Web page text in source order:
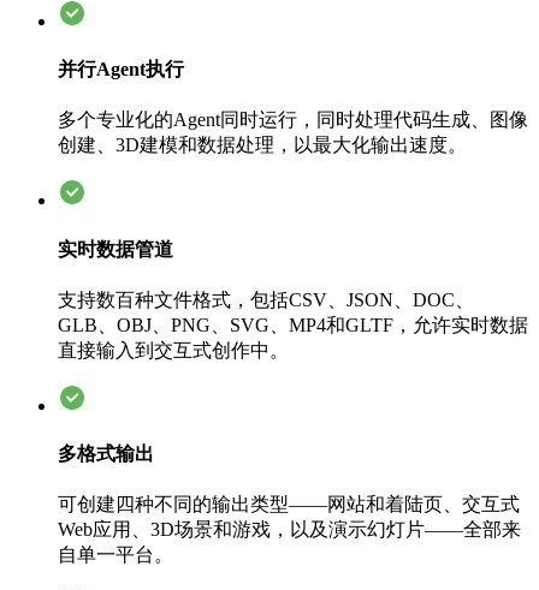
并行Agent执行
多个专业化的Agent同时运行，同时处理代码生成、图像
创建、3D建模和数据处理，以最大化输出速度。
实时数据管道
支持数百种文件格式，包括CSV、JSON、DOC、
GLB、OBJ、PNG、SVG、MP4和GLTF，允许实时数据
直接输入到交互式创作中。
多格式输出
可创建四种不同的输出类型——网站和着陆页、交互式
Web应用、3D场景和游戏，以及演示幻灯片——全部来
自单一平台。